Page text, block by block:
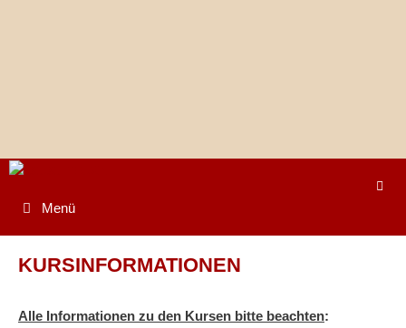
Menü
KURSINFORMATIONEN
Alle Informationen zu den Kursen bitte beachten: